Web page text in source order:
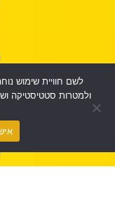
ולמטרות סטטיסטיקה